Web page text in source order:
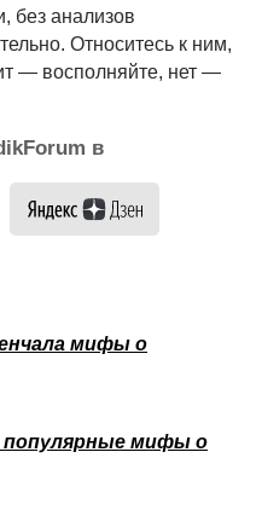
без анализов
Относитесь к ним,
— восполняйте, нет —
в
мифы о
популярные мифы о